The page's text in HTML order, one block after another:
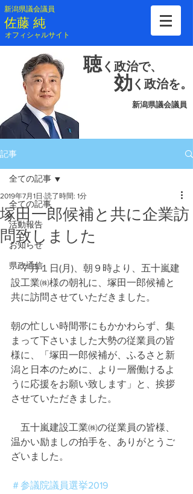
新潟県議会議員
​佐藤 純
​オフィシャルサイト
聴 く 政治で、
効 く 政治を。
新潟県議会議員
記事
全ての記事
活動報告
お知らせ
県政通信
全ての記事
塚田一郎候補と共に企業訪
問致しました
2019年7月1日 読了時間: 1分
７月１日(月)、朝９時より、五十嵐建
設工業㈱様の朝礼に、塚田一郎候補と
共に訪問させていただきました。
朝の忙しい時間帯にもかかわらず、集
まって下さいました大勢の従業員の皆
様に、「塚田一郎候補が、ふるさと新
潟と日本のために、より一層働けるよ
うに応援をお願い致します」と、挨拶
させていただきました。
五十嵐建設工業㈱の従業員の皆様、
温かい励ましの拍手を、ありがとうご
ざいました。
＃参議院議員選挙2019